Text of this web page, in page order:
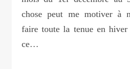
chose peut me motiver à
faire toute la tenue en
ce…